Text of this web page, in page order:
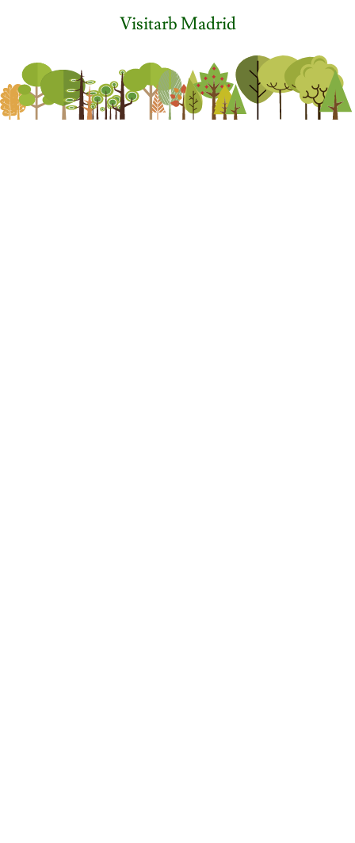
Visitarb Madrid